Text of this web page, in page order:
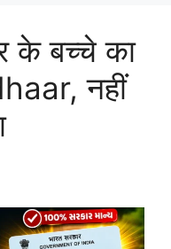
के बच्चे का
नहीं